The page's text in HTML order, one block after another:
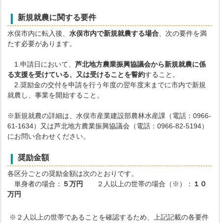
新規就農に関する要件
水俣市内に転入後、水俣市内で新規就農する場合 、次の要件を満
たす必要があります。
1.申請日において、芦北地方農業振興協議会から新規就農に係
る支援を受けている、又は受けることを誓約すること。
2.奨励金の交付を申請を行う年度の翌年度末までに市内で新規
就農し、事業を開始すること。
※新規就農の詳細は、水俣市産業建設部農林水産課（電話：0966-
61-1634）又は芦北地方農業振興協議会（電話：0966-82-5194）
にお問い合わせください。
奨励金額
各区分ごとの奨励金額は次のとおりです。
単身者の場合： ５万円 ２人以上の世帯の場合（※）： １０
万円
※２人以上の世帯であることを確認するため、上記記載の各要件